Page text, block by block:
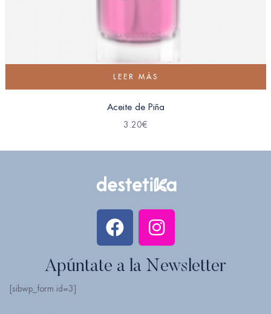
LEER MÁS
Aceite de Piña
3.20€
Apúntate a la Newsletter
[sibwp_form id=3]